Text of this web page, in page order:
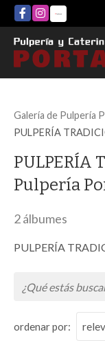
Galería de Pulpería
PULPERÍA
PULPERÍA
Pulpería
2 álbumes
PULPERÍA
ordenar por: